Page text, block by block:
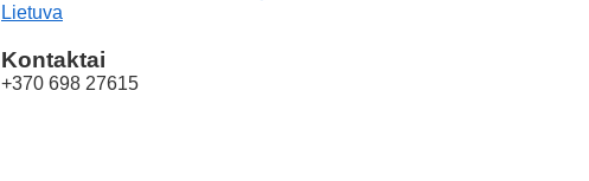
Lietuva
Kontaktai
+370 698 27615